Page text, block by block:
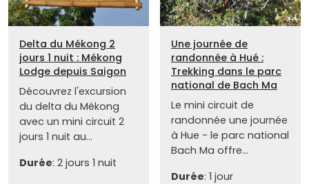
Delta du Mékong 2
jours 1 nuit : Mékong
Lodge depuis Saigon
Découvrez l'excursion
du delta du Mékong
avec un mini circuit 2
jours 1 nuit au...
Durée: 2 jours 1 nuit
Une journée de
randonnée à Hué :
Trekking dans le parc
national de Bach Ma
Le mini circuit de
randonnée une journée
à Hue - le parc national
Bach Ma offre...
Durée: 1 jour